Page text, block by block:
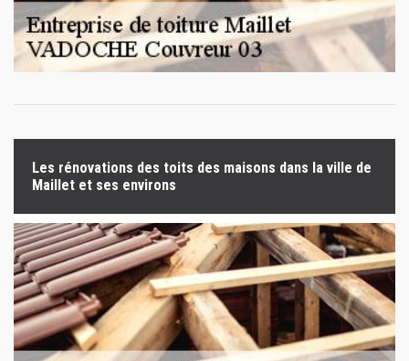
Les rénovations des toits des maisons dans la ville de
Maillet et ses environs